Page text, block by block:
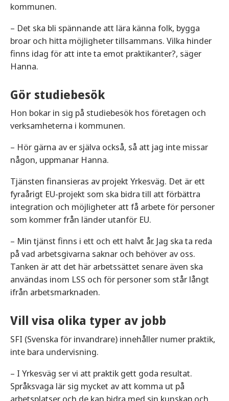
kommunen.
– Det ska bli spännande att lära känna folk, bygga
broar och hitta möjligheter tillsammans. Vilka hinder
finns idag för att inte ta emot praktikanter?, säger
Hanna.
Gör studiebesök
Hon bokar in sig på studiebesök hos företagen och
verksamheterna i kommunen.
– Hör gärna av er själva också, så att jag inte missar
någon, uppmanar Hanna.
Tjänsten finansieras av projekt Yrkesväg. Det är ett
fyraårigt EU-projekt som ska bidra till att förbättra
integration och möjligheter att få arbete för personer
som kommer från länder utanför EU.
– Min tjänst finns i ett och ett halvt år. Jag ska ta reda
på vad arbetsgivarna saknar och behöver av oss.
Tanken är att det här arbetssättet senare även ska
användas inom LSS och för personer som står långt
ifrån arbetsmarknaden.
Vill visa olika typer av jobb
SFI (Svenska för invandrare) innehåller numer praktik,
inte bara undervisning.
– I Yrkesväg ser vi att praktik gett goda resultat.
Språksvaga lär sig mycket av att komma ut på
arbetsplatser och de kan bidra med sin kunskap och